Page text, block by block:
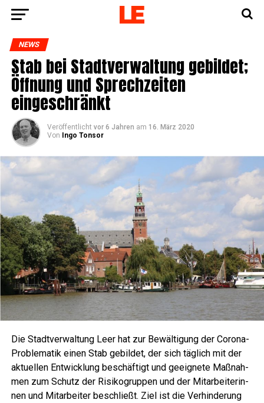
NEWS
Stab bei Stadt­ver­wal­tung gebil­det;
Öff­nung und Sprech­zei­ten
eingeschränkt
Veröffentlicht vor 6 Jahren am 16. März 2020
Von
Ingo Tonsor
Die Stadt­ver­wal­tung Leer hat zur Bewäl­ti­gung der Coro­na-
Pro­ble­ma­tik einen Stab gebil­det, der sich täg­lich mit der
aktu­el­len Ent­wick­lung beschäf­tigt und geeig­ne­te Maß­nah­
men zum Schutz der Risi­ko­grup­pen und der Mit­ar­bei­te­rin­
nen und Mit­ar­bei­ter beschließt. Ziel ist die Ver­hin­de­rung